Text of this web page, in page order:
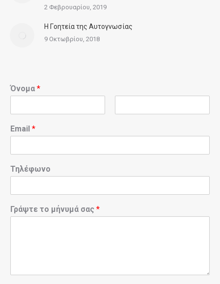
2 Φεβρουαρίου, 2019
Η Γoητεία της Αυτογνωσίας
9 Οκτωβρίου, 2018
Όνομα *
Email *
Τηλέφωνο
Γράψτε το μήνυμά σας *